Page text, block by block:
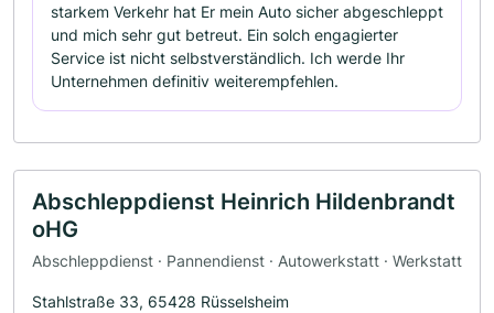
starkem Verkehr hat Er mein Auto sicher abgeschleppt
und mich sehr gut betreut. Ein solch engagierter
Service ist nicht selbstverständlich. Ich werde Ihr
Unternehmen definitiv weiterempfehlen.
Abschleppdienst Heinrich Hildenbrandt
oHG
Abschleppdienst · Pannendienst · Autowerkstatt · Werkstatt
Stahlstraße 33, 65428 Rüsselsheim